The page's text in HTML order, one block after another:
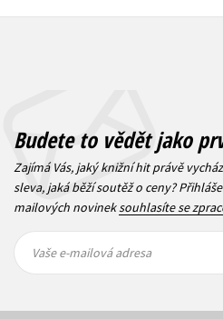
Budete to vědět jako
Zajímá Vás, jaký knižní hit právě
sleva, jaká běží soutěž o ceny?
mailových novineksouhlasíte se
mailová
mailová
Vaše e-mailová adresa